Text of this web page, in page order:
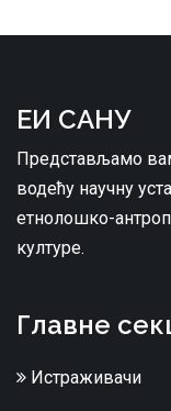
ЕИ САНУ
Представљамо
водећу научну
етнолошко-
културе.
Главне
Истраживачи